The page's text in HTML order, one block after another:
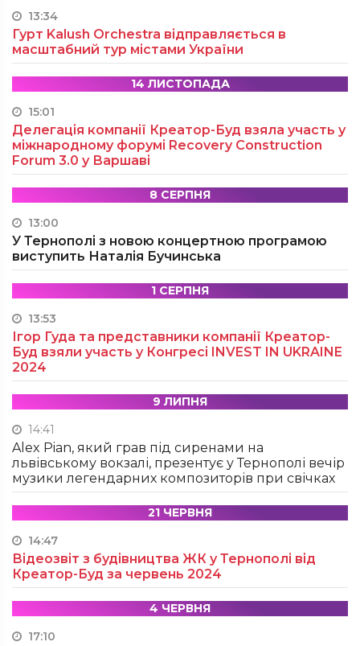
13:34
Гурт Kalush Orchestra відправляється в
масштабний тур містами України
14 ЛИСТОПАДА
15:01
Делегація компанії Креатор-Буд взяла участь у
міжнародному форумі Recovery Construction
Forum 3.0 у Варшаві
8 СЕРПНЯ
13:00
У Тернополі з новою концертною програмою
виступить Наталія Бучинська
1 СЕРПНЯ
13:53
Ігор Гуда та представники компанії Креатор-
Буд взяли участь у Конгресі INVEST IN UKRAINE
2024
9 ЛИПНЯ
14:41
Alex Pian, який грав під сиренами на
львівському вокзалі, презентує у Тернополі вечір
музики легендарних композиторів при свічках
21 ЧЕРВНЯ
14:47
Відеозвіт з будівництва ЖК у Тернополі від
Креатор-Буд за червень 2024
4 ЧЕРВНЯ
17:10